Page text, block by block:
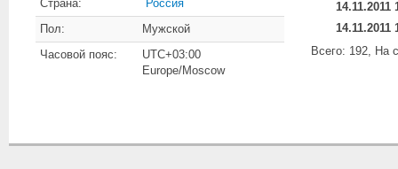
Страна:
Россия
Пол:
Мужской
Часовой пояс:
UTC+03:00
Europe/Moscow
14.11.2011
14.11.2011
Всего: 192, На